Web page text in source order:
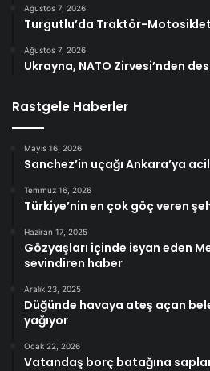
Ağustos 7, 2026
Turgutlu’da Traktör-Motosiklet
Ağustos 7, 2026
Ukrayna, NATO Zirvesi’nden
Rastgele Haberler
Mayıs 16, 2026
Sanchez’in uçağı Ankara’ya
Temmuz 16, 2026
Türkiye’nin en çok göç veren
Haziran 17, 2025
Gözyaşları içinde isyan eden
sevindiren haber
Aralık 23, 2025
Düğünde havaya ateş açan
yağıyor
Ocak 22, 2026
Vatandaş borç batağına